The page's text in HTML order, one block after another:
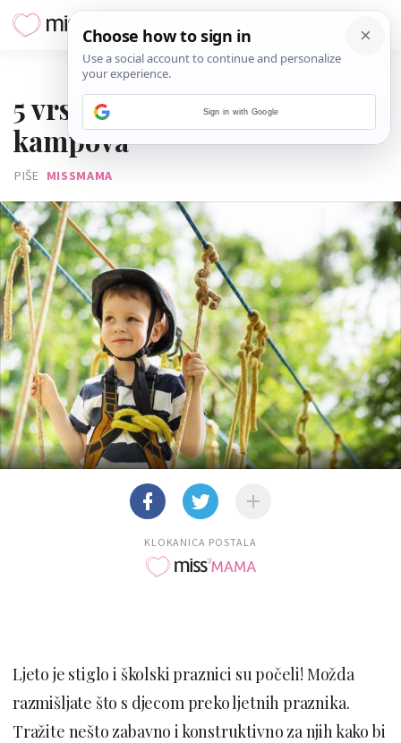
5 vrsta ljetnih dječjih
kampova
PIŠE MISSMAMA
KLOKANICA POSTALA
Ljeto je stiglo i školski praznici su počeli! Možda
razmišljate što s djecom preko ljetnih praznika.
Tražite nešto zabavno i konstruktivno za njih kako bi
Sign in with Google